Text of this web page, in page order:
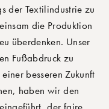
der Textilindustrie zu
die Produktion
überdenken. Unser
Fußabdruck zu
besseren Zukunft
haben wir den